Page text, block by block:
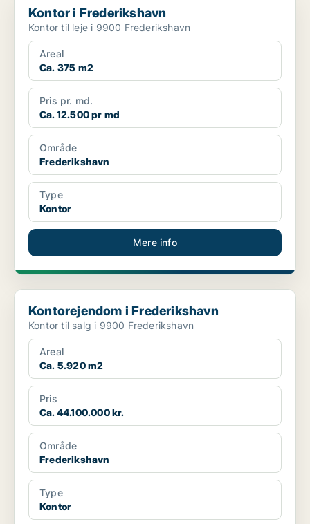
Kontor i Frederikshavn
Kontor til leje i 9900 Frederikshavn
Areal
Ca. 375 m2
Pris pr. md.
Ca. 12.500 pr md
Område
Frederikshavn
Type
Kontor
Mere info
Kontorejendom i Frederikshavn
Kontorejendom i Frederikshavn
Kontor til salg i 9900 Frederikshavn
Areal
Ca. 5.920 m2
Pris
Ca. 44.100.000 kr.
Område
Frederikshavn
Type
Kontor